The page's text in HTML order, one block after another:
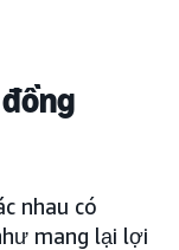
nhau có
mang lại lợi